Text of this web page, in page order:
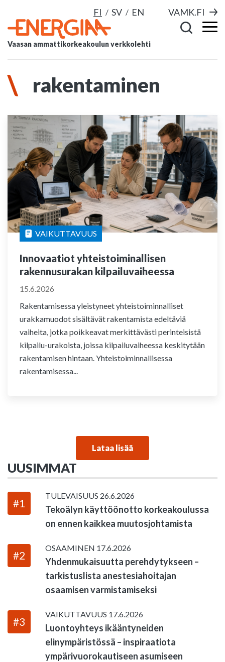
FI SV EN VAMK.FI
Vaasan ammattikorkeakoulun verkkolehti
rakentaminen
VAIKUTTAVUUS
Innovaatiot yhteistoiminallisen
rakennusurakan kilpailuvaiheessa
15.6.2026
Rakentamisessa yleistyneet yhteistoiminnalliset
urakkamuodot sisältävät rakentamista edeltäviä
vaiheita, jotka poikkeavat merkittävästi perinteisistä
kilpailu-urakoista, joissa kilpailuvaiheessa keskitytään
rakentamisen hintaan. Yhteistoiminnallisessa
rakentamisessa...
Lataa lisää
UUSIMMAT
#1
TULEVAISUUS 26.6.2026
Tekoälyn käyttöönotto korkeakoulussa
on ennen kaikkea muutosjohtamista
#2
OSAAMINEN 17.6.2026
Yhdenmukaisuutta perehdytykseen –
tarkistuslista anestesiahoitajan
osaamisen varmistamiseksi
#3
VAIKUTTAVUUS 17.6.2026
Luontoyhteys ikääntyneiden
elinympäristössä – inspiraatiota
ympärivuorokautiseen asumiseen